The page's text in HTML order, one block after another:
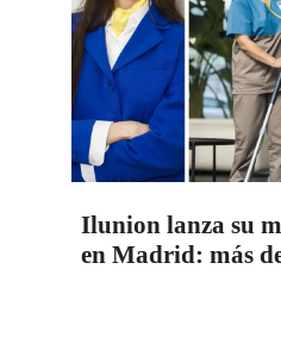
Ilunion lanza su
en Madrid: más